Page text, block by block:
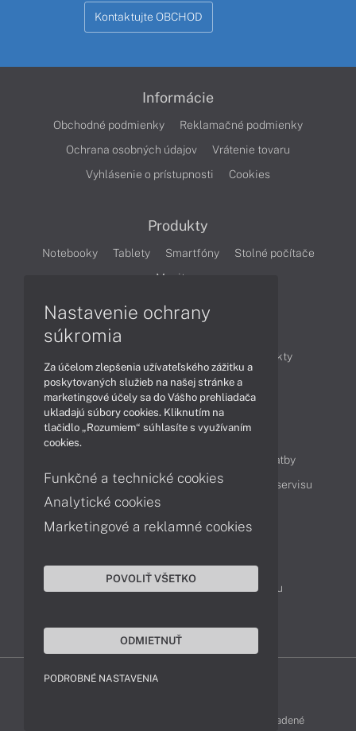
Kontaktujte OBCHOD
Informácie
Obchodné podmienky
Reklamačné podmienky
Ochrana osobných údajov
Vrátenie tovaru
Vyhlásenie o prístupnosti
Cookies
Produkty
Notebooky Tablety Smartfóny
Stolné počítače
Monitory
Produkty
Technológie
Videá
Obsah
Možnosti doručenia a platby
Podpora a servis
Servisné služby Cenník servisu
Kontakty
043 4224 771
Obchodné oddelenie
Reklamácia tovaru
LENOVO-SHOP © 2013 - 2026 Všetky práva vyhradené
Nastavenie ochrany
súkromia
Za účelom zlepšenia užívateľského zážitku a
poskytovaných služieb na našej stránke a
marketingové účely sa do Vášho prehliadača
ukladajú súbory cookies. Kliknutím na
tlačidlo „Rozumiem“ súhlasíte s využívaním
cookies.
Funkčné a technické cookies
Analytické cookies
Marketingové a reklamné cookies
POVOLIŤ VŠETKO
ODMIETNUŤ
PODROBNÉ NASTAVENIA